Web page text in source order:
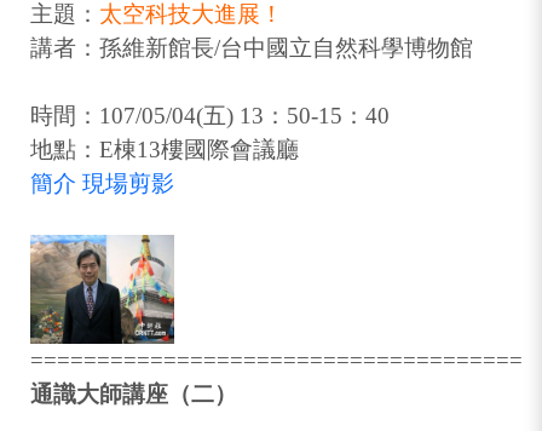
主題： 太空科技大進展！
講者：孫維新館長/台中國立自然科學博物館
時間：107/05/04(五) 13：50-15：40
地點：E棟13樓國際會議廳
簡介 現場剪影
=====================================
通識大師講座（二）